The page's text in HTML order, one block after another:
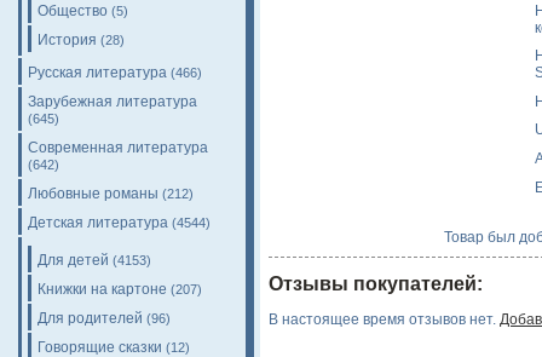
Общество (5)
История (28)
Русская литература (466)
Зарубежная литература
(645)
Современная литература
(642)
Любовные романы (212)
Детская литература (4544)
Для детей (4153)
Книжки на картоне (207)
Для родителей (96)
Говорящие сказки (12)
Товар был
Отзывы покупателей:
В настоящее время отзывов нет.